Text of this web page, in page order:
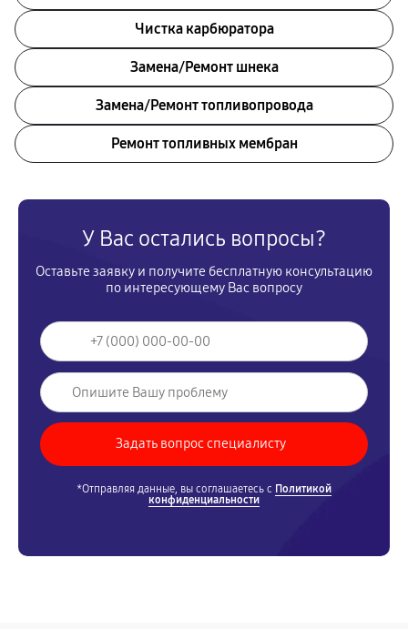
Чистка карбюратора
Замена/Pемонт шнека
Замена/Pемонт топливопровода
Ремонт топливных мембран
У Вас остались вопросы?
Оставьте заявку и получите бесплатную консультацию
по интересующему Вас вопросу
*Отправляя данные, вы соглашаетесь с Политикой
конфиденциальности